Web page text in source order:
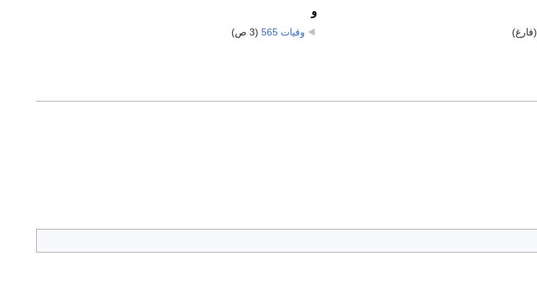
(فارغ)
و
وفيات 565 (3 ص)